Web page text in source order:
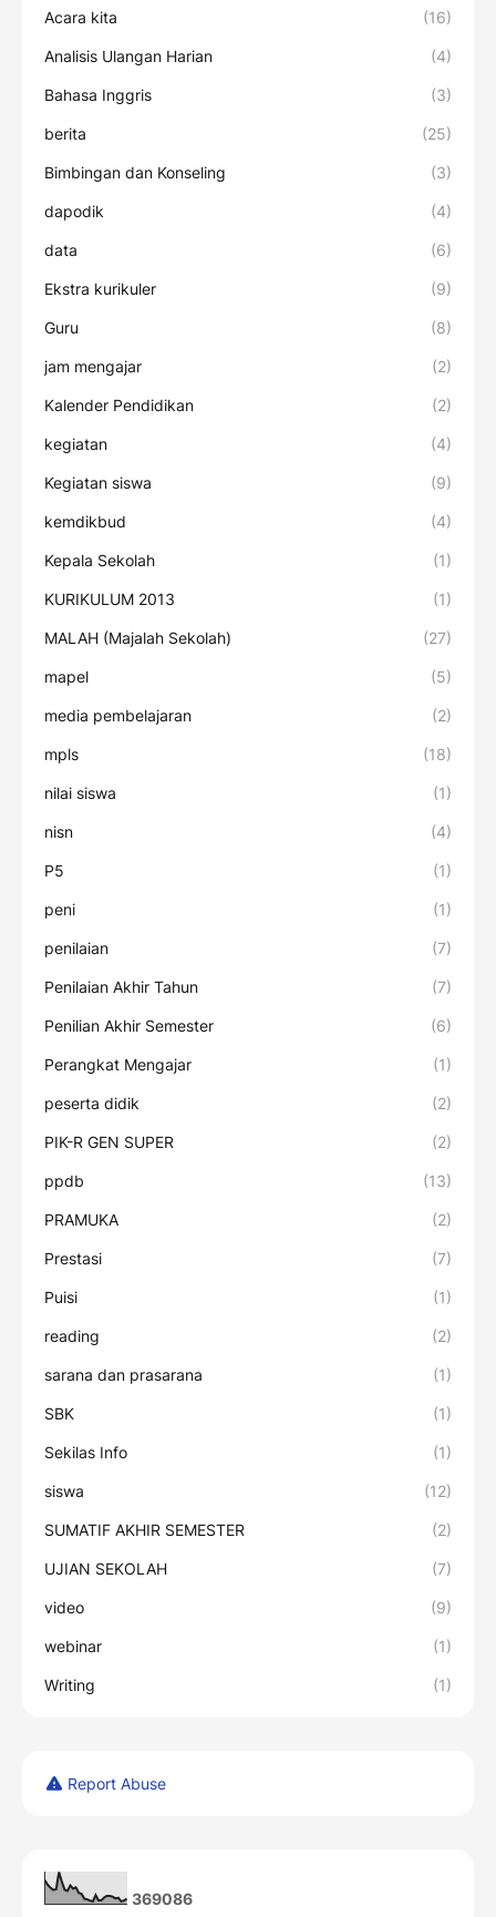
Acara kita (16)
Analisis Ulangan Harian (4)
Bahasa Inggris (3)
berita (25)
Bimbingan dan Konseling (3)
dapodik (4)
data (6)
Ekstra kurikuler (9)
Guru (8)
jam mengajar (2)
Kalender Pendidikan (2)
kegiatan (4)
Kegiatan siswa (9)
kemdikbud (4)
Kepala Sekolah (1)
KURIKULUM 2013 (1)
MALAH (Majalah Sekolah) (27)
mapel (5)
media pembelajaran (2)
mpls (18)
nilai siswa (1)
nisn (4)
P5 (1)
peni (1)
penilaian (7)
Penilaian Akhir Tahun (7)
Penilian Akhir Semester (6)
Perangkat Mengajar (1)
peserta didik (2)
PIK-R GEN SUPER (2)
ppdb (13)
PRAMUKA (2)
Prestasi (7)
Puisi (1)
reading (2)
sarana dan prasarana (1)
SBK (1)
Sekilas Info (1)
siswa (12)
SUMATIF AKHIR SEMESTER (2)
UJIAN SEKOLAH (7)
video (9)
webinar (1)
Writing (1)
Report Abuse
369086